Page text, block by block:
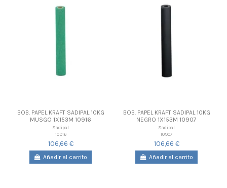
BOB. PAPEL KRAFT SADIPAL 10KG
MUSGO 1X153M 10916
Sadipal
10916
106,66 €
Añadir al carrito
BOB. PAPEL KRAFT SADIPAL 10KG
NEGRO 1X153M 10907
Sadipal
10907
106,66 €
Añadir al carrito